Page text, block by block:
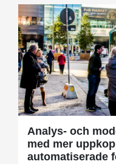
Analys- och
med mer
automatiserade